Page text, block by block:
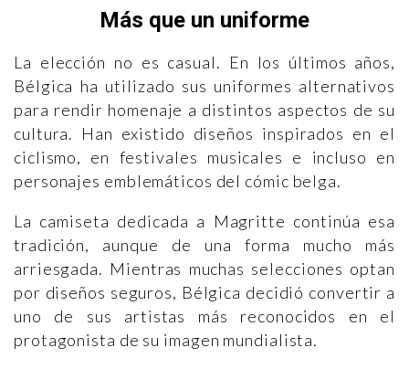
Más que un uniforme
La elección no es casual. En los últimos años,
Bélgica ha utilizado sus uniformes alternativos
para rendir homenaje a distintos aspectos de su
cultura. Han existido diseños inspirados en el
ciclismo, en festivales musicales e incluso en
personajes emblemáticos del cómic belga.
La camiseta dedicada a Magritte continúa esa
tradición, aunque de una forma mucho más
arriesgada. Mientras muchas selecciones optan
por diseños seguros, Bélgica decidió convertir a
uno de sus artistas más reconocidos en el
protagonista de su imagen mundialista.